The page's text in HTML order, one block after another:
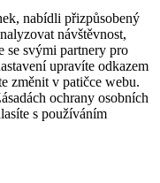
nabídli přizpůsobený
návštěvnost,
se svými partnery pro
upravíte odkazem
změnit v patičce webu.
ochrany osobních
s používáním